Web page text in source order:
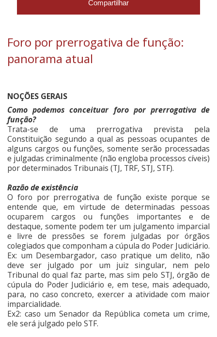
Compartilhar
Foro por prerrogativa de função:
panorama atual
NOÇÕES GERAIS
Como podemos conceituar foro por prerrogativa de
função?
Trata-se de uma prerrogativa prevista pela
Constituição segundo a qual as pessoas ocupantes de
alguns cargos ou funções, somente serão processadas
e julgadas criminalmente (não engloba processos cíveis)
por determinados Tribunais (TJ, TRF, STJ, STF).
Razão de existência
O foro por prerrogativa de função existe porque se
entende que, em virtude de determinadas pessoas
ocuparem cargos ou funções importantes e de
destaque, somente podem ter um julgamento imparcial
e livre de pressões se forem julgadas por órgãos
colegiados que componham a cúpula do Poder Judiciário.
Ex: um Desembargador, caso pratique um delito, não
deve ser julgado por um juiz singular, nem pelo
Tribunal do qual faz parte, mas sim pelo STJ, órgão de
cúpula do Poder Judiciário e, em tese, mais adequado,
para, no caso concreto, exercer a atividade com maior
imparcialidade.
Ex2: caso um Senador da República cometa um crime,
ele será julgado pelo STF.